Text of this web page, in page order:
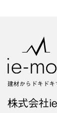
建材からドキドキ
株式会社